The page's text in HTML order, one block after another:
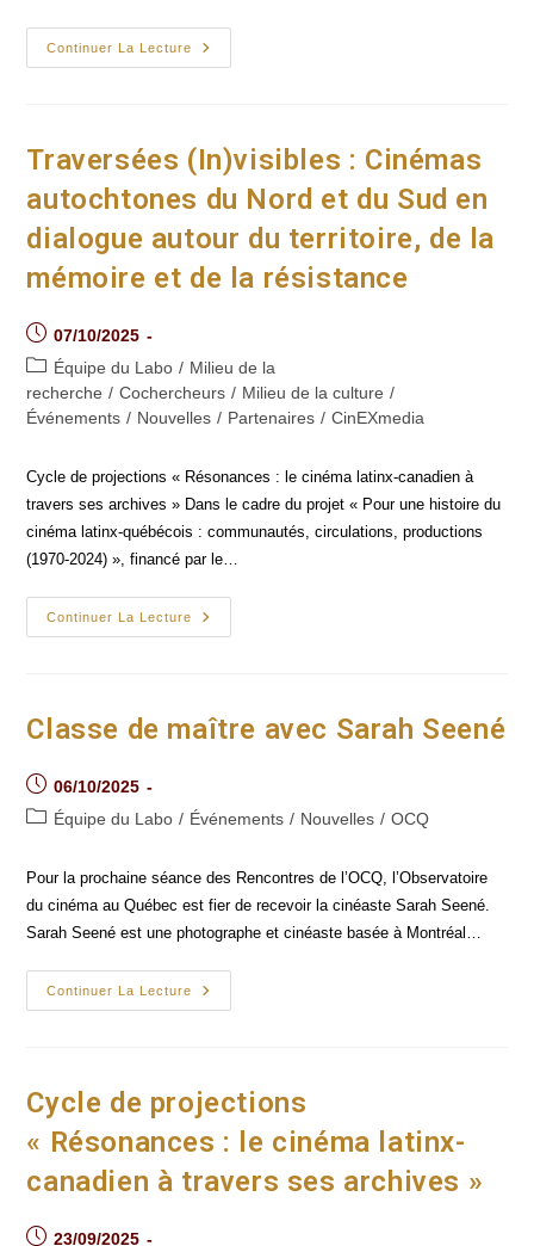
Continuer La Lecture
La
Revue
25e
Numéro
Traversées (In)visibles : Cinémas
autochtones du Nord et du Sud en
dialogue autour du territoire, de la
mémoire et de la résistance
Post
published:
07/10/2025
Post
category:
Équipe du Labo / Milieu de la
recherche / Cochercheurs / Milieu de la culture /
Événements / Nouvelles / Partenaires / CinEXmedia
Cycle de projections « Résonances : le cinéma latinx-canadien à
travers ses archives » Dans le cadre du projet « Pour une histoire du
cinéma latinx-québécois : communautés, circulations, productions
(1970-2024) », financé par le…
Continuer La Lecture
Traversées
(In)visibles :
Et
Du
Du
La
Mémoire
Et
La
Classe de maître avec Sarah Seené
Post
published:
06/10/2025
PostÉquipe du Labo / Événements / Nouvelles / OCQ
Pour la prochaine séance des Rencontres de l’OCQ, l’Observatoire
du cinéma au Québec est fier de recevoir la cinéaste Sarah Seené.
Sarah Seené est une photographe et cinéaste basée à Montréal…
Continuer La Lecture
Classe
De
Cycle de projections
« Résonances : le cinéma latinx-
canadien à travers ses archives »
Post23/09/2025